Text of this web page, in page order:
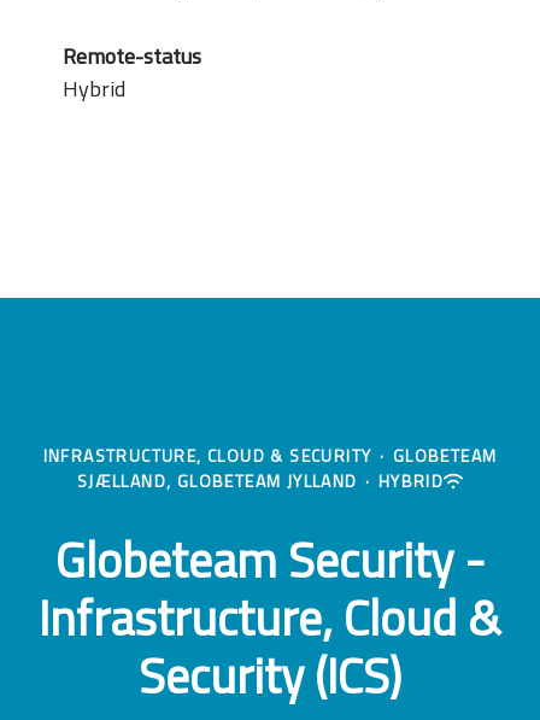
Remote-status
Hybrid
INFRASTRUCTURE, CLOUD & SECURITY · GLOBETEAM
SJÆLLAND, GLOBETEAM JYLLAND · HYBRID
Globeteam Security -
Infrastructure, Cloud &
Security (ICS)